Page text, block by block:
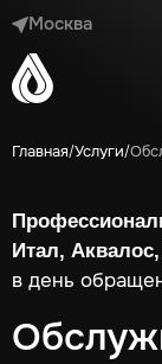
Москва
Главная/Услуги/
Итал,
в день